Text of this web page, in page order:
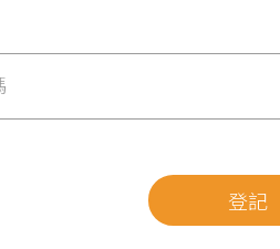
登記